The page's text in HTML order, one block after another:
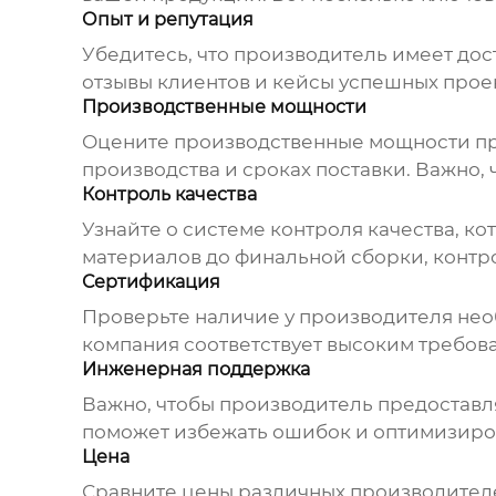
Опыт и репутация
Убедитесь, что производитель имеет
отзывы клиентов и кейсы успешных
Производственные мощности
Оцените производственные мощности
производства и сроках поставки.
Контроль качества
Узнайте о системе контроля качества,
материалов до финальной сборки,
Сертификация
Проверьте наличие у производителя
компания соответствует высоким
Инженерная поддержка
Важно, чтобы производитель
поможет избежать ошибок и
Цена